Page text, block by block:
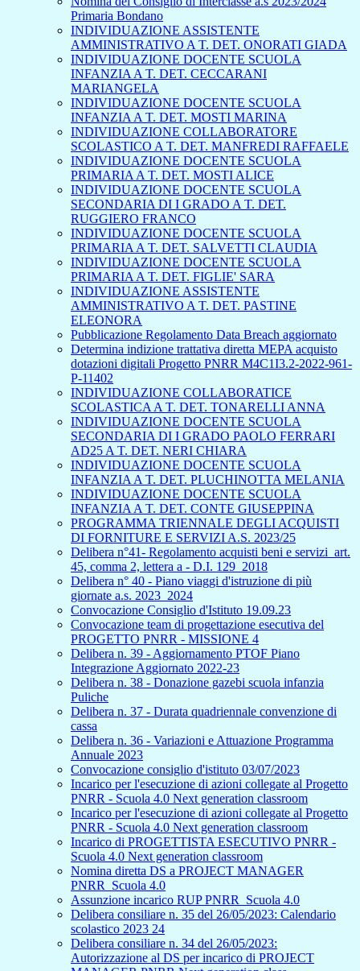
Primaria Bondano
INDIVIDUAZIONE ASSISTENTE
AMMINISTRATIVO A T. DET. ONORATI GIADA
INDIVIDUAZIONE DOCENTE SCUOLA
INFANZIA A T. DET. CECCARANI
MARIANGELA
INDIVIDUAZIONE DOCENTE SCUOLA
INFANZIA A T. DET. MOSTI MARINA
INDIVIDUAZIONE COLLABORATORE
SCOLASTICO A T. DET. MANFREDI RAFFAELE
INDIVIDUAZIONE DOCENTE SCUOLA
PRIMARIA A T. DET. MOSTI ALICE
INDIVIDUAZIONE DOCENTE SCUOLA
SECONDARIA DI I GRADO A T. DET.
RUGGIERO FRANCO
INDIVIDUAZIONE DOCENTE SCUOLA
PRIMARIA A T. DET. SALVETTI CLAUDIA
INDIVIDUAZIONE DOCENTE SCUOLA
PRIMARIA A T. DET. FIGLIE' SARA
INDIVIDUAZIONE ASSISTENTE
AMMINISTRATIVO A T. DET. PASTINE
ELEONORA
Pubblicazione Regolamento Data Breach aggiornato
Determina indizione trattativa diretta MEPA acquisto
dotazioni digitali Progetto PNRR M4C1I3.2-2022-961-
P-11402
INDIVIDUAZIONE COLLABORATICE
SCOLASTICA A T. DET. TONARELLI ANNA
INDIVIDUAZIONE DOCENTE SCUOLA
SECONDARIA DI I GRADO PAOLO FERRARI
AD25 A T. DET. NERI CHIARA
INDIVIDUAZIONE DOCENTE SCUOLA
INFANZIA A T. DET. PLUCHINOTTA MELANIA
INDIVIDUAZIONE DOCENTE SCUOLA
INFANZIA A T. DET. CONTE GIUSEPPINA
PROGRAMMA TRIENNALE DEGLI ACQUISTI
DI FORNITURE E SERVIZI A.S. 2023/25
Delibera n°41- Regolamento acquisti beni e servizi_art.
45, comma 2, lettera a - D.I. 129_2018
Delibera n° 40 - Piano viaggi d'istruzione di più
giornate a.s. 2023_2024
Convocazione Consiglio d'Istituto 19.09.23
Convocazione team di progettazione esecutiva del
PROGETTO PNRR - MISSIONE 4
Delibera n. 39 - Aggiornamento PTOF Piano
Integrazione Aggiornato 2022-23
Delibera n. 38 - Donazione gazebi scuola infanzia
Puliche
Delibera n. 37 - Durata quadriennale convenzione di
cassa
Delibera n. 36 - Variazioni e Attuazione Programma
Annuale 2023
Convocazione consiglio d'istituto 03/07/2023
Incarico per l'esecuzione di azioni collegate al Progetto
PNRR - Scuola 4.0 Next generation classroom
Incarico per l'esecuzione di azioni collegate al Progetto
PNRR - Scuola 4.0 Next generation classroom
Incarico di PROGETTISTA ESECUTIVO PNRR -
Scuola 4.0 Next generation classroom
Nomina diretta DS a PROJECT MANAGER
PNRR_Scuola 4.0
Assunzione incarico RUP PNRR_Scuola 4.0
Delibera consiliare n. 35 del 26/05/2023: Calendario
scolastico 2023 24
Delibera consiliare n. 34 del 26/05/2023:
Autorizzazione al DS per incarico di PROJECT